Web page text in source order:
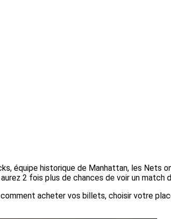
équipe historique de Manhattan, les Nets
2 fois plus de chances de voir un match
acheter vos billets, choisir votre